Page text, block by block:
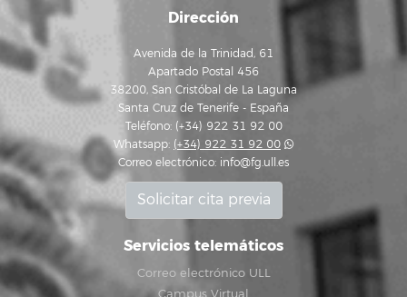
Dirección
Avenida de la Trinidad, 61
Apartado Postal 456
38200, San Cristóbal de La Laguna
Santa Cruz de Tenerife - España
Teléfono: (+34) 922 31 92 00
Whatsapp: (+34) 922 31 92 00
Correo electrónico: info@fg.ull.es
Solicitar cita previa
Servicios telemáticos
Correo electrónico ULL
Campus Virtual